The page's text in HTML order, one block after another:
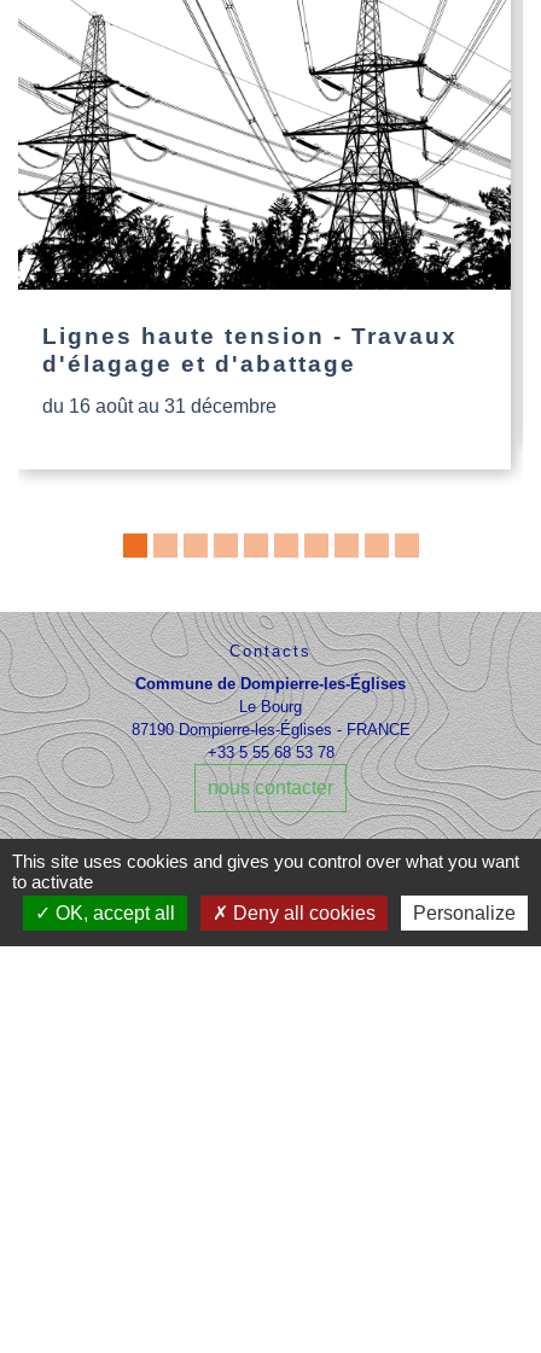
Lignes haute tension - Travaux
d'élagage et d'abattage
du 16 août au 31 décembre
Contacts
Commune de Dompierre-les-Églises
Le Bourg
87190 Dompierre-les-Églises - FRANCE
+33 5 55 68 53 78
nous contacter
This site uses cookies and gives you control over what you want
to activate
OK, accept all
Deny all cookies Personalize